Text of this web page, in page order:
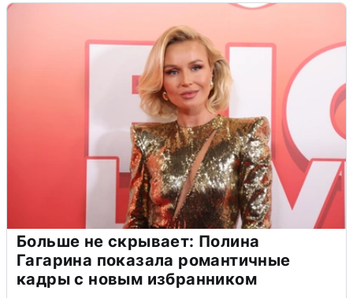
Больше не скрывает: Полина
Гагарина показала романтичные
кадры с новым избранником